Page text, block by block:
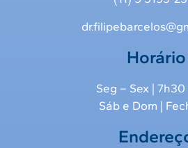
Horário
Seg – Sex | 7h30
Sáb e Dom |